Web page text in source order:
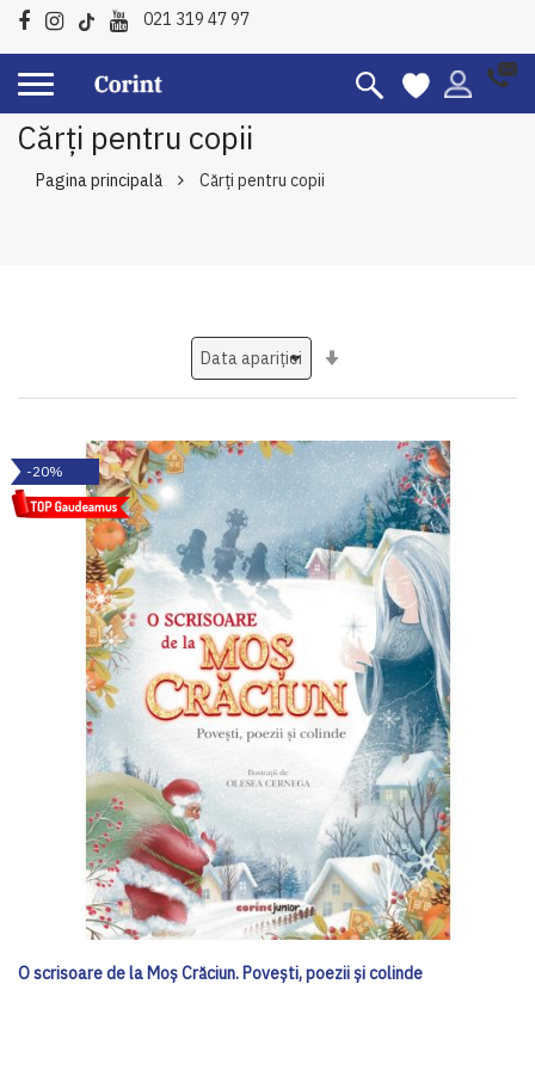
021 319 47 97
Cărți pentru copii
Pagina principală Cărți pentru copii
-20%
O scrisoare de la Moș Crăciun. Povești, poezii și colinde